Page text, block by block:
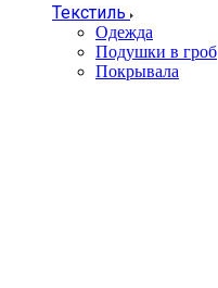
Текстиль
Одежда
Подушки в гроб
Покрывала